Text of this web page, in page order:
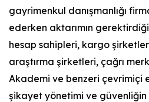
gayrimenkul danışmanlığı
ederken aktarımın
hesap sahipleri, kargo
araştırma şirketleri, çağrı
Akademi ve benzeri çevrimiçi
şikayet yönetimi ve güvenliğin